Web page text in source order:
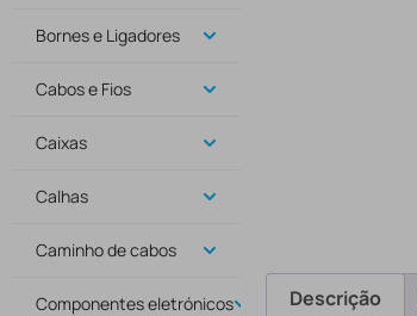
Bornes e Ligadores
Cabos e Fios
Caixas
Calhas
Caminho de cabos
Componentes eletrónicos Descrição